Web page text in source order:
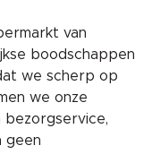
van
boodschappen
we scherp op
we onze
bezorgservice,
geen